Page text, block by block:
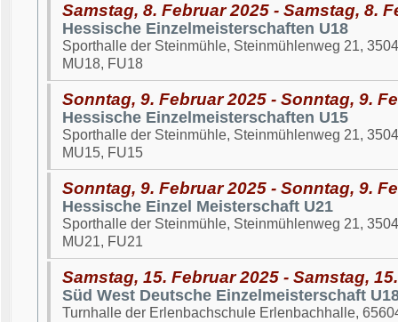
Samstag, 8. Februar 2025 - Samstag, 8.
Hessische Einzelmeisterschaften U18
Sporthalle der Steinmühle, Steinmühlenweg 21,
MU18, FU18
Sonntag, 9. Februar 2025 - Sonntag, 9.
Hessische Einzelmeisterschaften U15
Sporthalle der Steinmühle, Steinmühlenweg 21,
MU15, FU15
Sonntag, 9. Februar 2025 - Sonntag, 9.
Hessische Einzel Meisterschaft U21
Sporthalle der Steinmühle, Steinmühlenweg 21,
MU21, FU21
Samstag, 15. Februar 2025 - Samstag,
Süd West Deutsche Einzelmeisterschaft
Turnhalle der Erlenbachschule Erlenbachhalle,